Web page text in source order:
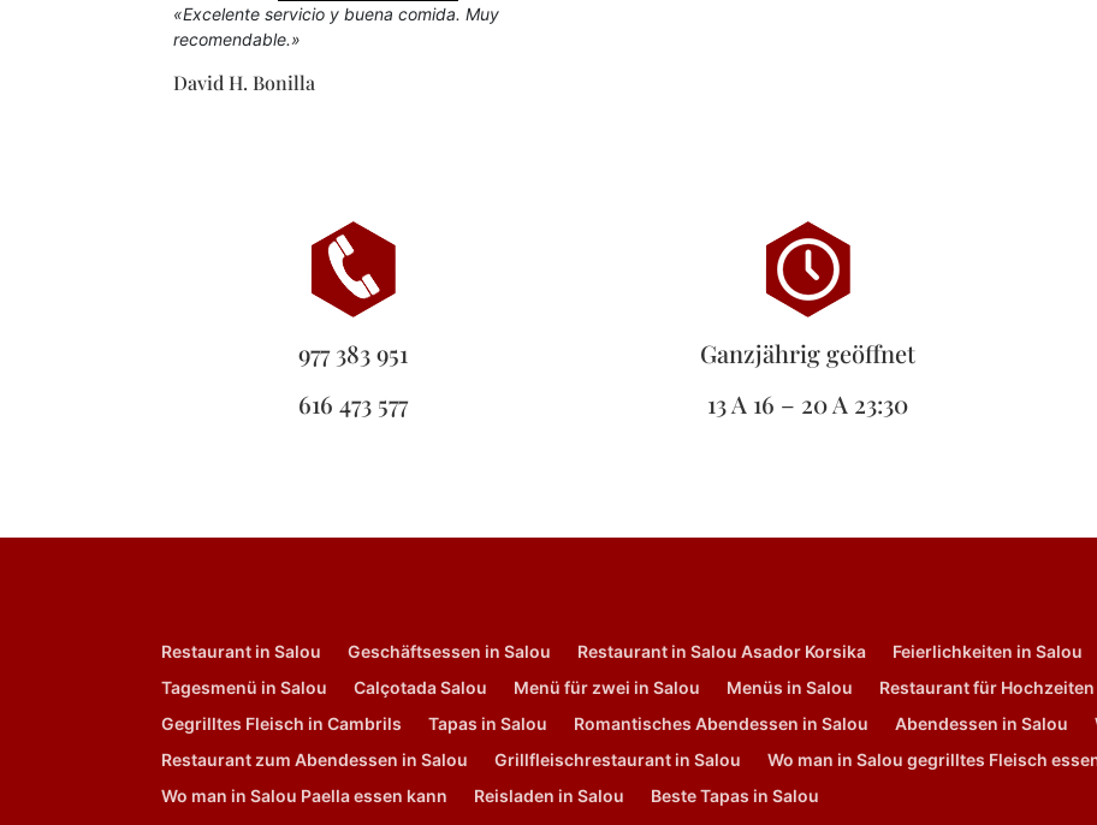
Excelente servicio y buena comida.Muy
recomendable.
David H.Bonilla
977 383 951
616 473 577
Ganzjährig geöffnet
13 A 16 – 20 A 23:30
Restaurant in Salou Geschäftsessen in Salou Restaurant in Salou Asador Korsika Feierlichkeiten in Salou
Tagesmenü in Salou
Calçotada Salou Menü für zwei in Salou Menüs in Salou Restaurant für Hochzeiten
Gegrilltes Fleisch in Cambrils
Tapas in Salou Romantisches Abendessen in Salou Abendessen in Salou
Restaurant zum Abendessen in Salou
Grillfleischrestaurant in Salou Wo man in Salou gegrilltes Fleisch
Wo man in Salou Paella essen kann
Reisladen in Salou Beste Tapas in Salou